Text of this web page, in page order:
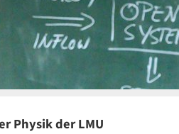
Physik der LMU